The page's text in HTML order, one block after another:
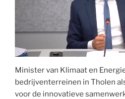
Minister van Klimaat en
bedrijventerreinen in Tholen
voor de innovatieve